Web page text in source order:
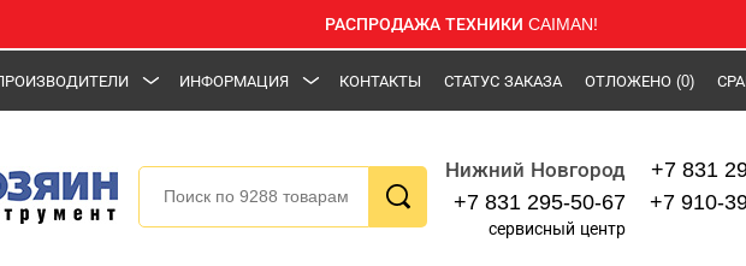
РАСПРОДАЖА ТЕХНИКИ CAIMAN!
ИНФОРМАЦИЯ КОНТАКТЫ СТАТУС ЗАКАЗА ОТЛОЖЕНО (0)
Нижний Новгород
+7 831 295-50-67
сервисный центр
+7 831
+7 910-